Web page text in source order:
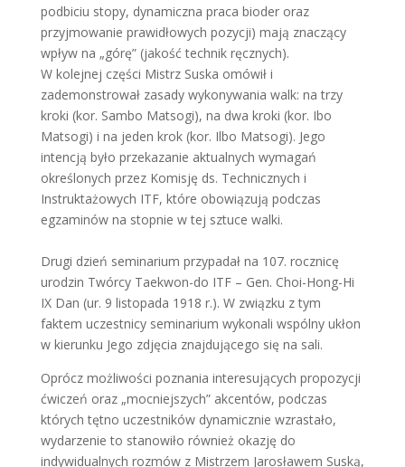
podbiciu stopy, dynamiczna praca bioder oraz
przyjmowanie prawidłowych pozycji) mają znaczący
wpływ na „górę” (jakość technik ręcznych).
W kolejnej części Mistrz Suska omówił i
zademonstrował zasady wykonywania walk: na trzy
kroki (kor. Sambo Matsogi), na dwa kroki (kor. Ibo
Matsogi) i na jeden krok (kor. Ilbo Matsogi). Jego
intencją było przekazanie aktualnych wymagań
określonych przez Komisję ds. Technicznych i
Instruktażowych ITF, które obowiązują podczas
egzaminów na stopnie w tej sztuce walki.
Drugi dzień seminarium przypadał na 107. rocznicę
urodzin Twórcy Taekwon-do ITF – Gen. Choi-Hong-Hi
IX Dan (ur. 9 listopada 1918 r.). W związku z tym
faktem uczestnicy seminarium wykonali wspólny ukłon
w kierunku Jego zdjęcia znajdującego się na sali.
Oprócz możliwości poznania interesujących propozycji
ćwiczeń oraz „mocniejszych” akcentów, podczas
których tętno uczestników dynamicznie wzrastało,
wydarzenie to stanowiło również okazję do
indywidualnych rozmów z Mistrzem Jarosławem Suską,